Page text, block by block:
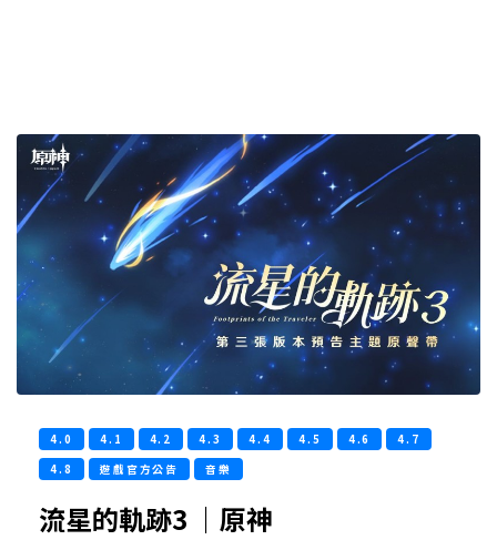
4.0 4.1 4.2 4.3 4.4 4.5 4.6
4.7
4.8
遊戲官方公告 音樂
流星的軌跡3 ｜原神